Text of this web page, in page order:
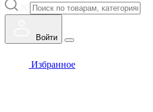
Войти
Избранное